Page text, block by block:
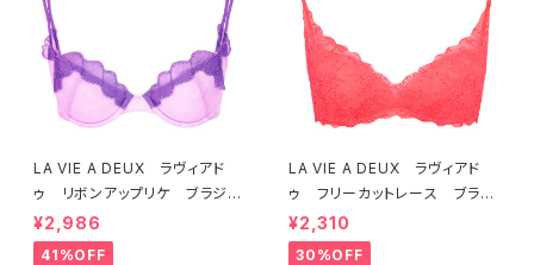
LA VIE A DEUX ラヴィアド
ゥ リボンアップリケ ブラジャ
ー（ラベンダー） 22293 SA
LE セール 送料無料
¥2,986
41%OFF
LA VIE A DEUX ラヴィアド
ゥ フリーカットレース ブラレ
ット ソフトブラ（トマトレッド）2
2457 SALE 送料無料
¥2,310
30%OFF